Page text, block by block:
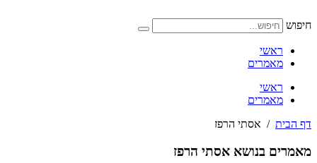
לתוכן
חיפוש
ראשי
מאמרים
ראשי
מאמרים
דף הבית / אסתי הרפז
מאמרים בנושא אסתי הרפז